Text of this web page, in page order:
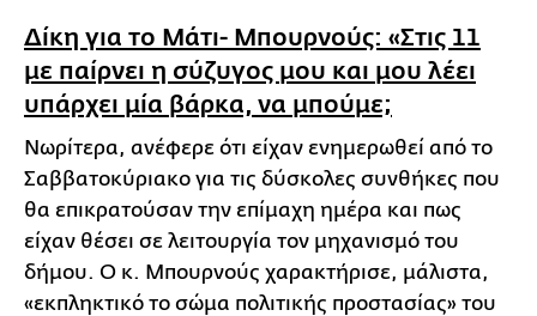
Δίκη για το Μάτι- Μπουρνούς: «Στις 11
με παίρνει η σύζυγος μου και μου λέει
υπάρχει μία βάρκα, να μπούμε;
Νωρίτερα, ανέφερε ότι είχαν ενημερωθεί από το
Σαββατοκύριακο για τις δύσκολες συνθήκες που
θα επικρατούσαν την επίμαχη ημέρα και πως
είχαν θέσει σε λειτουργία τον μηχανισμό του
δήμου. Ο κ. Μπουρνούς χαρακτήρισε, μάλιστα,
«εκπληκτικό το σώμα πολιτικής προστασίας» του